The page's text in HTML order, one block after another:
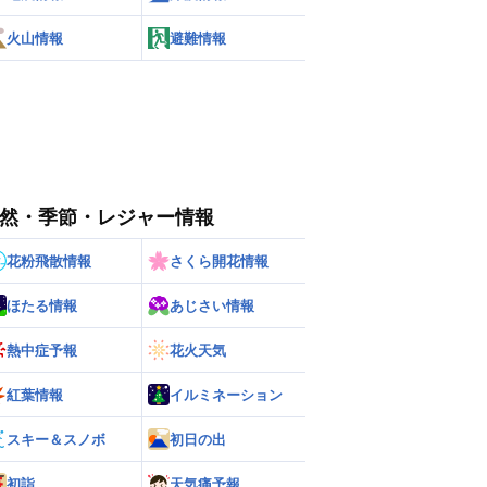
火山情報 避難情報
・季節・レジャー情報
花粉飛散情報 さくら開花情報
ほたる情報 あじさい情報
熱中症予報 花火天気
紅葉情報 イルミネーション
スキー＆スノボ 初日の出
初詣 天気痛予報